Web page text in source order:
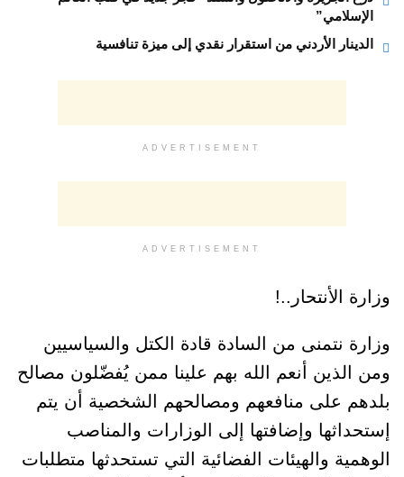
الإسلامي”
الدينار الأردني من استقرار نقدي إلى ميزة تنافسية
ADVERTISEMENT
ADVERTISEMENT
وزارة الأنتحار..!
وزارة نتمنى من السادة قادة الكتل والسياسيين
ومن الذين أنعم الله بهم علينا ممن يُفضّلون مصالح
بلدهم على منافعهم ومصالحهم الشخصية أن يتم
إستحداثها وإضافتها إلى الوزارات والمناصب
الوهمية والهيئات الفضائية التي تستحدثها متطلبات